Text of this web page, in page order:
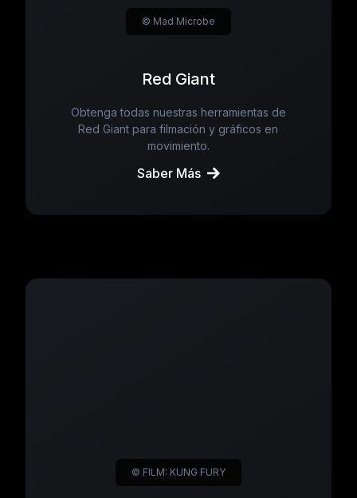
Red Giant
Obtenga todas nuestras herramientas de
Red Giant para filmación y gráficos en
movimiento.
Saber Más
© Mad Microbe
© FILM: KUNG FURY